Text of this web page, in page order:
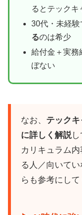
るとテックキ
30代・未経験
るのは希少
給付金＋実務
ぼない
なお、 テック
に詳しく解説し
カリキュラム
る人／向いて
らも参考にして